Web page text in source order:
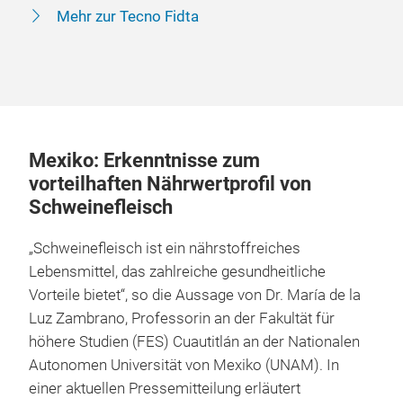
Mehr zur Tecno Fidta
Mexiko: Erkenntnisse zum
vorteilhaften Nährwertprofil von
Schweinefleisch
„Schweinefleisch ist ein nährstoffreiches
Lebensmittel, das zahlreiche gesundheitliche
Vorteile bietet“, so die Aussage von Dr. María de la
Luz Zambrano, Professorin an der Fakultät für
höhere Studien (FES) Cuautitlán an der Nationalen
Autonomen Universität von Mexiko (UNAM). In
einer aktuellen Pressemitteilung erläutert